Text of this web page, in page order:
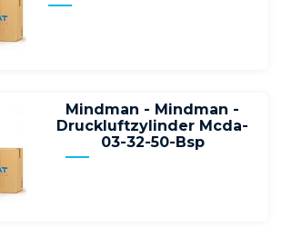
Mindman - Mindman -
Druckluftzylinder Mcda-
03-32-50-Bsp